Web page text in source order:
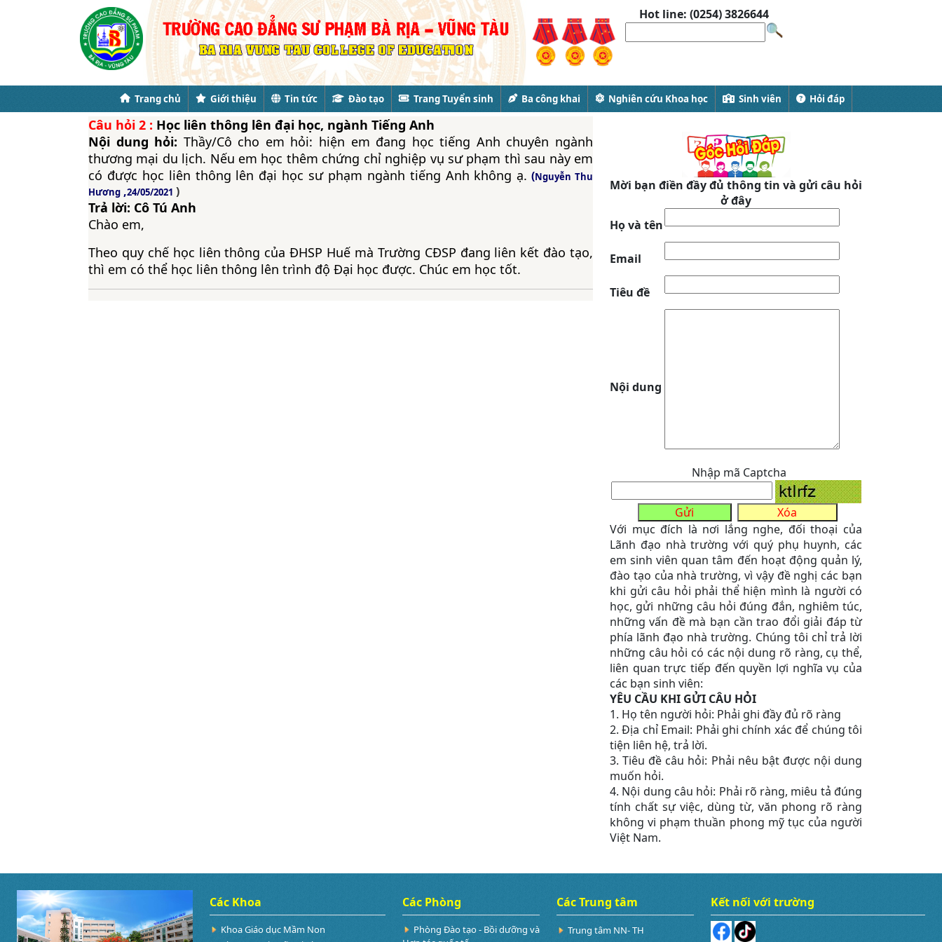
Hot line: (0254) 3826644
Trang chủ Giới thiệu Tin tức Đào tạo Trang Tuyển sinh Ba công khai Nghiên cứu Khoa học Sinh viên Hỏi đáp
Câu hỏi 2 : Học liên thông lên đại học, ngành Tiếng Anh
Nội dung hỏi: Thầy/Cô cho em hỏi: hiện em đang học tiếng Anh chuyên ngành
thương mại du lịch. Nếu em học thêm chứng chỉ nghiệp vụ sư phạm thì sau này em
có được học liên thông lên đại học sư phạm ngành tiếng Anh không ạ. (Nguyễn Thu
Hương ,24/05/2021 )
Trả lời: Cô Tú Anh
Chào em,
Theo quy chế học liên thông của ĐHSP Huế mà Trường CĐSP đang liên kết đào tạo,
thì em có thể học liên thông lên trình độ Đại học được. Chúc em học tốt.
Mời bạn điền đầy đủ thông tin và gửi câu hỏi
ở đây
Họ và tên
Email
Tiêu đề
Nội dung
Nhập mã Captcha
Với mục đích là nơi lắng nghe, đối thoại của
Lãnh đạo nhà trường với quý phụ huynh, các
em sinh viên quan tâm đến hoạt động quản lý,
đào tạo của nhà trường, vì vậy đề nghị các bạn
khi gửi câu hỏi phải thể hiện mình là người có
học, gửi những câu hỏi đúng đắn, nghiêm túc,
những vấn đề mà bạn cần trao đổi giải đáp từ
phía lãnh đạo nhà trường. Chúng tôi chỉ trả lời
những câu hỏi có các nội dung rõ ràng, cụ thể,
liên quan trực tiếp đến quyền lợi nghĩa vụ của
các bạn sinh viên:
YÊU CẦU KHI GỬI CÂU HỎI
1. Họ tên người hỏi: Phải ghi đầy đủ rõ ràng
2. Địa chỉ Email: Phải ghi chính xác để chúng tôi
tiện liên hệ, trả lời.
3. Tiêu đề câu hỏi: Phải nêu bật được nội dung
muốn hỏi.
4. Nội dung câu hỏi: Phải rõ ràng, miêu tả đúng
tính chất sự việc, dùng từ, văn phong rõ ràng
không vi phạm thuần phong mỹ tục của người
Việt Nam.
Các Khoa
Khoa Giáo dục Mầm Non
Các Phòng
Phòng Đào tạo - Bồi dưỡng và
Các Trung tâm
Trung tâm NN- TH
Kết nối với trường